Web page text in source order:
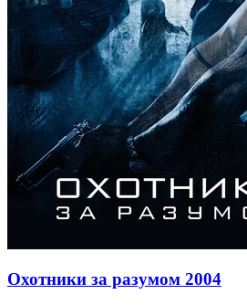
Охотники за разумом 2004